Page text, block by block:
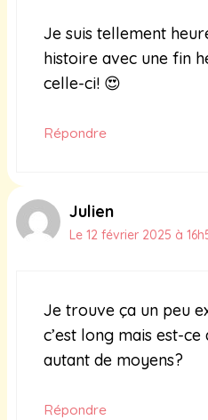
Je suis tellement
histoire avec une fin
celle-ci! 😍
Répondre
Julien
Le 12 février 2025 à
Je trouve ça un peu
c’est long mais est-
autant de moyens?
Répondre